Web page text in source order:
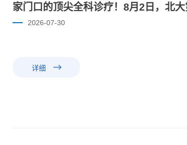
家门口的顶尖全科诊疗！8月2日，北
2026-07-30
详细